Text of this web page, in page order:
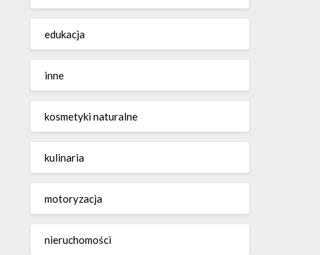
edukacja
inne
kosmetyki naturalne
kulinaria
motoryzacja
nieruchomości